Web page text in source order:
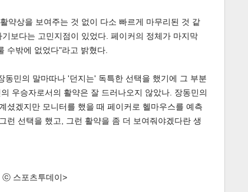
약상을 보여주는 것 없이 다소 빠르게 마무리된 것 같
보다는 고민지점이 있었다. 페이커의 정체가 마지막
수밖에 없었다"라고 밝혔다.
동민의 말마따나 '던지는' 독특한 선택을 했기에 그 부분
우승자로서의 활약은 잘 드러나오지 않았나. 장동민의
셨겠지만 모니터를 했을 때 페이커로 헬마우스를 예측
런 선택을 했고, 그런 활약을 좀 더 보여줘야겠다란 생
ⓒ 스포츠투데이>